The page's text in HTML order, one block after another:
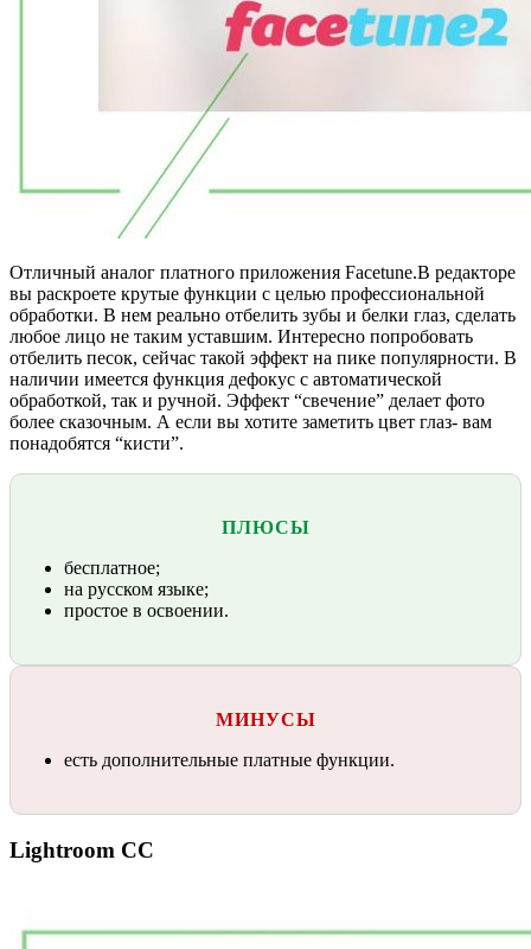
Отличный аналог платного приложения Facetune.В редакторе
вы раскроете крутые функции с целью профессиональной
обработки. В нем реально отбелить зубы и белки глаз, сделать
любое лицо не таким уставшим. Интересно попробовать
отбелить песок, сейчас такой эффект на пике популярности. В
наличии имеется функция дефокус с автоматической
обработкой, так и ручной. Эффект “свечение” делает фото
более сказочным. А если вы хотите заметить цвет глаз- вам
понадобятся “кисти”.
ПЛЮСЫ
бесплатное;
на русском языке;
простое в освоении.
МИНУСЫ
есть дополнительные платные функции.
Lightroom СС